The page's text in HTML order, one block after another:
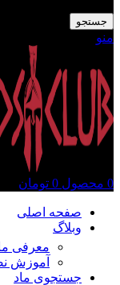
جستجو
منو
0 محصول 0 تومان
صفحه اصلی
وبلاگ
معرفی
آموزش
جستجوی ماد